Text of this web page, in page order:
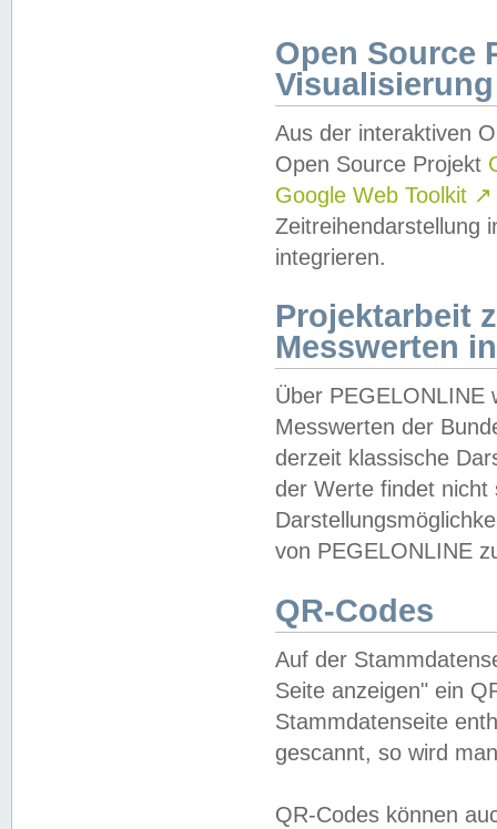
Open Source
Visualisierung
Aus der interaktiven
Open Source Projekt
Google Web Toolkit ↗
Zeitreihendarstellung
integrieren.
Projektarbeit
Messwerten
Über PEGELONLINE
Messwerten der
derzeit klassische
der Werte findet
von PEGELONLINE
QR-Codes
Auf der
Seite anzeigen" ein
Stammdatenseite
gescannt, so wird
QR-Codes können